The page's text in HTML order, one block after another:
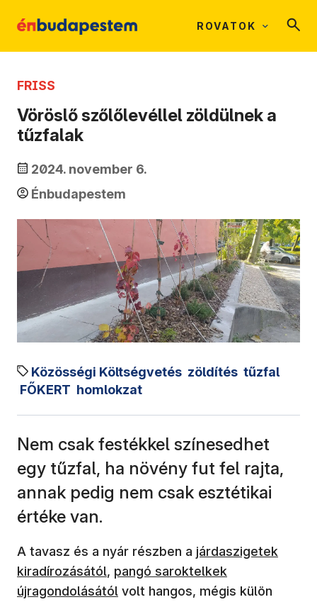
ROVATOK
FRISS
Vöröslő szőlőlevéllel zöldülnek a
tűzfalak
2024. november 6.
Énbudapestem
Közösségi Költségvetés zöldítés tűzfal
FŐKERT homlokzat
Nem csak festékkel színesedhet
egy tűzfal, ha növény fut fel rajta,
annak pedig nem csak esztétikai
értéke van.
A tavasz és a nyár részben a járdaszigetek
kiradírozásától, pangó saroktelkek
újragondolásától volt hangos, mégis külön